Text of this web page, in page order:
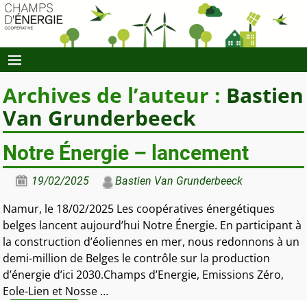
Archives de l’auteur : Bastien
Van Grunderbeeck
Notre Énergie – lancement
19/02/2025 Bastien Van Grunderbeeck
Namur, le 18/02/2025 Les coopératives énergétiques
belges lancent aujourd’hui Notre Énergie. En participant à
la construction d’éoliennes en mer, nous redonnons à un
demi-million de Belges le contrôle sur la production
d’énergie d’ici 2030.Champs d’Energie, Emissions Zéro,
Eole-Lien et Nosse …